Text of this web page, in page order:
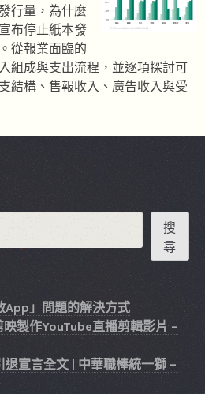
行量，為什麼
布停止紙本發
從報業面臨的
組成與支出流程，並逐項探討可
結構、售報收入、廣告收入與受
搜
尋
App」問題的解決方式
製作YouTube直播剪輯影片 –
宣言全文 | 中華職棒統一獅 –